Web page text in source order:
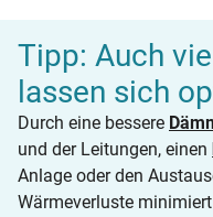
Tipp: Auch
lassen sich
Durch eine bessere
und der Leitungen, einen
Anlage oder den
Wärmeverluste